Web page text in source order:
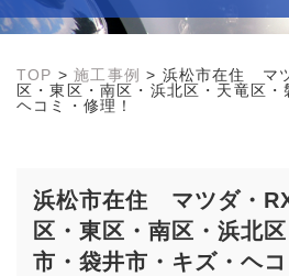
TOP >施工事例 > 浜松市在住 マ
区・東区・南区・浜北区・天竜区・
ヘコミ・修理！
浜松市在住 マツダ・
区・東区・南区・浜北
市・袋井市・キズ・ヘコ